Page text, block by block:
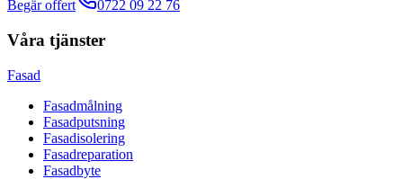
Begär offert 0722 09 22 76
Våra tjänster
Fasad
Fasadmålning
Fasadputsning
Fasadisolering
Fasadreparation
Fasadbyte